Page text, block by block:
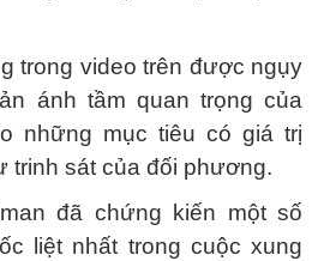
trong video trên được ngụy
ánh tầm quan trọng của
những mục tiêu có giá trị
trinh sát của đối phương.
đã chứng kiến một số
liệt nhất trong cuộc xung